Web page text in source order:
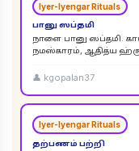
Iyer-Iyengar Rituals
பானு ஸப்தமி
நாளை பானு ஸப்தமி.
நமஸ்காரம், ஆதித்ய
👤 kgopalan37
Iyer-Iyengar Rituals
தற்பணம் பற்றி